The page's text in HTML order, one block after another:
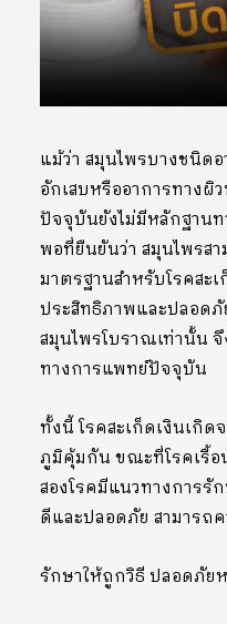
แม้ว่า สมุนไพรบางชนิด
อักเสบหรืออาการทาง
ปัจจุบันยังไม่มีหลักฐาน
พอที่ยืนยันว่า สมุนไพรส
มาตรฐานสำหรับโรคสะ
ประสิทธิภาพและปลอดภั
สมุนไพรโบราณเท่านั้น
ทางการแพทย์ปัจจุบัน
ทั้งนี้ โรคสะเก็ดเงินเกิ
ภูมิคุ้มกัน ขณะที่โรคเรื้อ
สองโรคมีแนวทางการรั
ดีและปลอดภัย สามารถ
รักษาให้ถูกวิธี ปลอดภัย